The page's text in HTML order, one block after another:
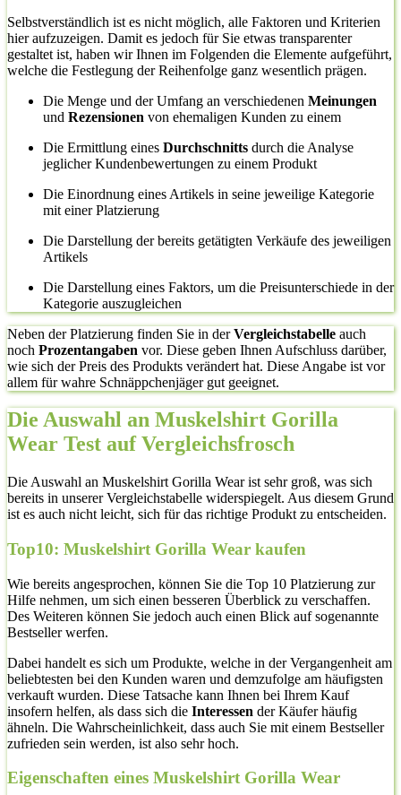
Selbstverständlich ist es nicht möglich, alle Faktoren und Kriterien
hier aufzuzeigen. Damit es jedoch für Sie etwas transparenter
gestaltet ist, haben wir Ihnen im Folgenden die Elemente aufgeführt,
welche die Festlegung der Reihenfolge ganz wesentlich prägen.
Die Menge und der Umfang an verschiedenen Meinungen
und Rezensionen von ehemaligen Kunden zu einem
Die Ermittlung eines Durchschnitts durch die Analyse
jeglicher Kundenbewertungen zu einem Produkt
Die Einordnung eines Artikels in seine jeweilige Kategorie
mit einer Platzierung
Die Darstellung der bereits getätigten Verkäufe des jeweiligen
Artikels
Die Darstellung eines Faktors, um die Preisunterschiede in der
Kategorie auszugleichen
Neben der Platzierung finden Sie in derVergleichstabelle auch
noch Prozentangaben vor. Diese geben Ihnen Aufschluss darüber,
wie sich der Preis des Produkts verändert hat. Diese Angabe ist vor
allem für wahre Schnäppchenjäger gut geeignet.
Die Auswahl an Muskelshirt Gorilla
Wear Test auf Vergleichsfrosch
Die Auswahl an Muskelshirt Gorilla Wear ist sehr groß, was sich
bereits in unserer Vergleichstabelle widerspiegelt. Aus diesem Grund
ist es auch nicht leicht, sich für das richtige Produkt zu entscheiden.
Top10: Muskelshirt Gorilla Wear kaufen
Wie bereits angesprochen, können Sie die Top 10 Platzierung zur
Hilfe nehmen, um sich einen besseren Überblick zu verschaffen.
Des Weiteren können Sie jedoch auch einen Blick auf sogenannte
Bestseller werfen.
Dabei handelt es sich um Produkte, welche in der Vergangenheit am
beliebtesten bei den Kunden waren und demzufolge am häufigsten
verkauft wurden. Diese Tatsache kann Ihnen bei Ihrem Kauf
insofern helfen, als dass sich die Interessen der Käufer häufig
ähneln. Die Wahrscheinlichkeit, dass auch Sie mit einem Bestseller
zufrieden sein werden, ist also sehr hoch.
Eigenschaften eines Muskelshirt Gorilla Wear